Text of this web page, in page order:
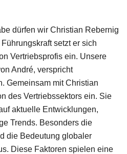
dürfen wir Christian Rebernig
setzt er sich
Vertriebsprofis ein. Unsere
André, verspricht
Gemeinsam mit Christian
des Vertriebssektors ein. Sie
aktuelle Entwicklungen,
Trends. Besonders die
die Bedeutung globaler
Diese Faktoren spielen eine